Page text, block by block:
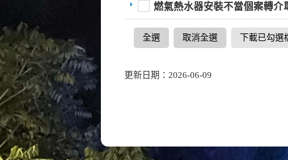
燃氣熱水器安裝不當個案轉介
全選 取消全選 下載已勾選
更新日期：2026-06-09